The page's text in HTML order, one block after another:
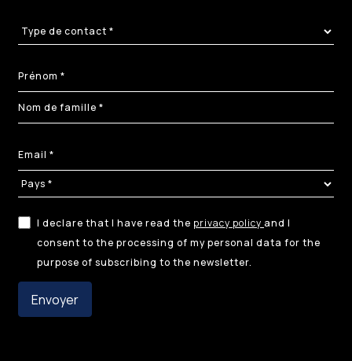
I declare that I have read the privacy policy and I
consent to the processing of my personal data for the
purpose of subscribing to the newsletter.
Envoyer